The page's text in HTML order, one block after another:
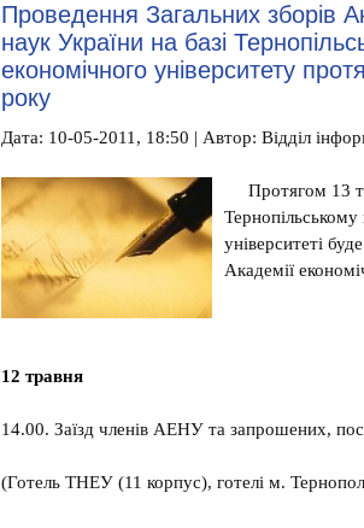
Проведення Загальних зборів
наук України на базі
економічного університету
року
Дата: 10-05-2011, 18:50 | Автор: Відділ
Протягом 13
університеті
Академії
12 травня
14.00. Заїзд членів АЕНУ та запрошених,
(Готель ТНЕУ (11 корпус), готелі м.